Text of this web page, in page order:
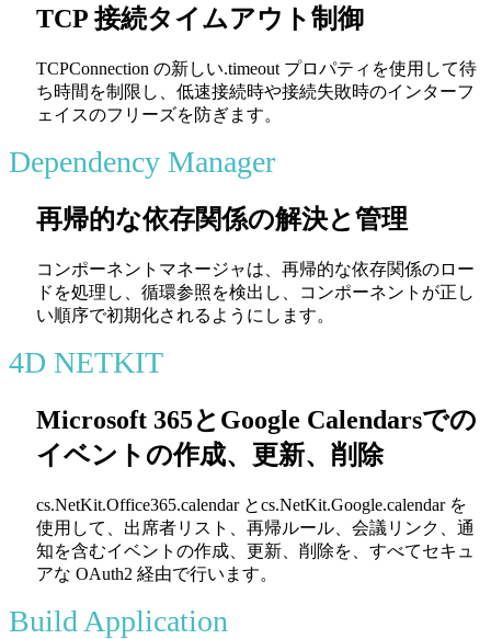
TCP 接続タイムアウト制御
TCPConnection の新しい.timeout プロパティを使用して待
ち時間を制限し、低速接続時や接続失敗時のインターフ
ェイスのフリーズを防ぎます。
Dependency Manager
再帰的な依存関係の解決と管理
コンポーネントマネージャは、再帰的な依存関係のロー
ドを処理し、循環参照を検出し、コンポーネントが正し
い順序で初期化されるようにします。
4D NETKIT
Microsoft 365とGoogle Calendarsでの
イベントの作成、更新、削除
cs.NetKit.Office365.calendarとcs.NetKit.Google.calendarを
使用して、出席者リスト、再帰ルール、会議リンク、通
知を含むイベントの作成、更新、削除を、すべてセキュ
アな OAuth2 経由で行います。
Build Application